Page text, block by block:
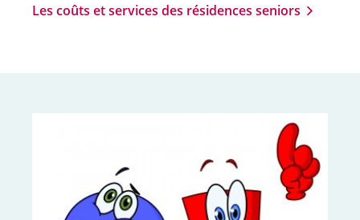
Les coûts et services des résidences seniors